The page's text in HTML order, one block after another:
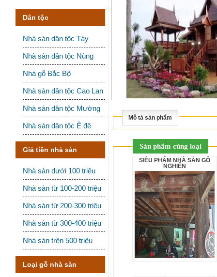
Dân tộc
Nhà sàn dân tộc Tày
Nhà sàn dân tộc Nùng
Nhà gỗ Bắc Bộ
Nhà sàn dân tộc Cao Lan
Nhà sàn dân tộc Mường
Nhà sàn dân tộc Ê đê
Giá tiền nhà sàn
Nhà sàn dưới 100 triệu
Nhà sàn từ 100-200 triệu
Nhà sàn từ 200-300 triệu
Nhà sàn từ 300-400 triệu
Nhà sàn trên 500 triệu
Loại gỗ nhà sàn
Mô tả sản phẩm
Sản phẩm cùng loại
SIÊU PHẨM NHÀ SÀN GỖ
NGHIẾN